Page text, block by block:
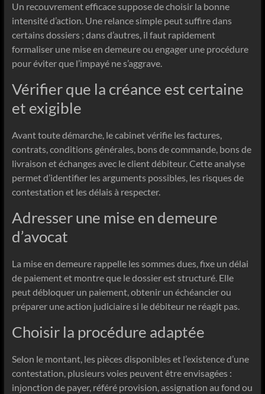
Un recouvrement efficace suppose de choisir la bonne
intensité d’action. Une relance simple peut suffire dans
certains dossiers ; dans d’autres, il faut rapidement
formaliser une mise en demeure ou engager une procédure
pour éviter que l’impayé ne s’aggrave.
Vérifier que la créance est certaine
et exigible
Avant toute démarche, le cabinet vérifie les factures,
contrats, conditions générales, bons de commande, bons de
livraison et échanges avec le client débiteur. Cette analyse
permet d’identifier les arguments possibles, les risques de
contestation et les délais à respecter.
Adresser une mise en demeure
d’avocat
La mise en demeure rappelle les sommes dues, fixe un délai
de paiement et montre que le dossier est structuré. Elle
peut débloquer un paiement, obtenir un échéancier ou
préparer une action judiciaire si le débiteur ne réagit pas.
Choisir la procédure adaptée
Selon le montant, les pièces disponibles et l’existence d’une
contestation, plusieurs voies peuvent être envisagées :
injonction de payer, référé provision, assignation au fond ou